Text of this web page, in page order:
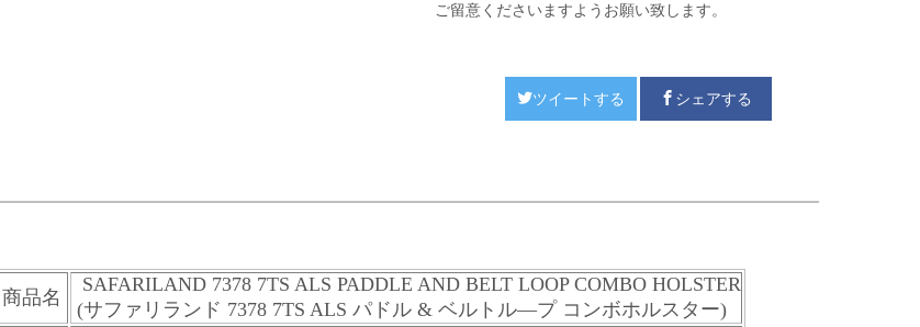
ご留意くださいますようお願い致します。
ツイートする シェアする
商品名
SAFARILAND 7378 7TS ALS PADDLE AND BELT LOOP COMBO HOLSTER
(サファリランド 7378 7TS ALS パドル & ベルトル―プ コンボホルスター)